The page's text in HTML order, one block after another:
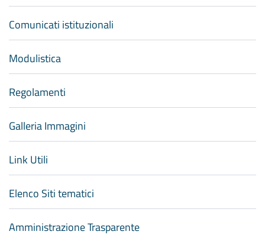
Comunicati istituzionali
Modulistica
Regolamenti
Galleria Immagini
Link Utili
Elenco Siti tematici
Amministrazione Trasparente